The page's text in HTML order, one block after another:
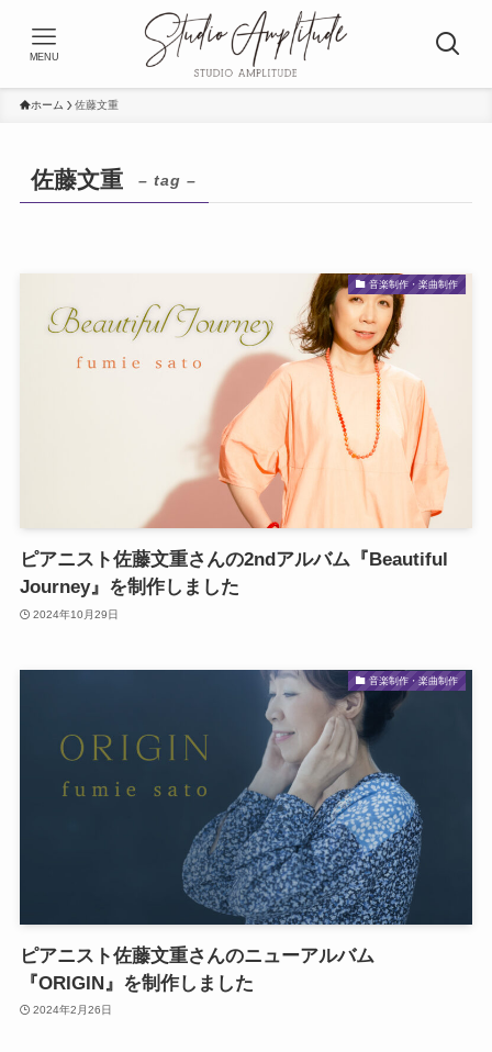
MENU
ホーム 佐藤文重
佐藤文重 – tag –
音楽制作・楽曲制作
ピアニスト佐藤文重さんの2ndアルバム『Beautiful
Journey』を制作しました
2024年10月29日
音楽制作・楽曲制作
ピアニスト佐藤文重さんのニューアルバム
『ORIGIN』を制作しました
2024年2月26日